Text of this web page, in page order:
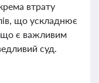
втрату
що ускладнює
що є важливим
суд.